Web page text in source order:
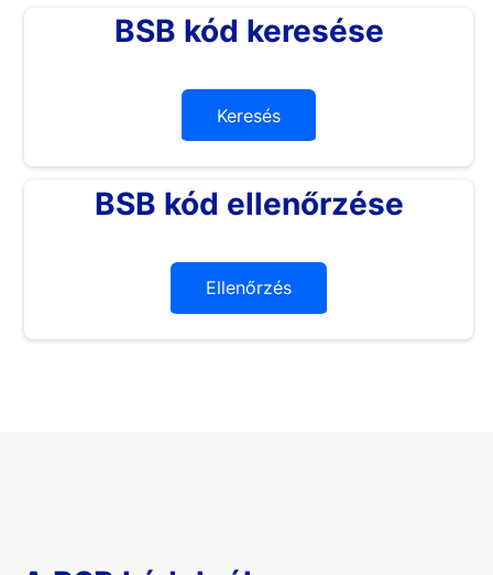
BSB kód keresése
Keresés
BSB kód ellenőrzése
Ellenőrzés